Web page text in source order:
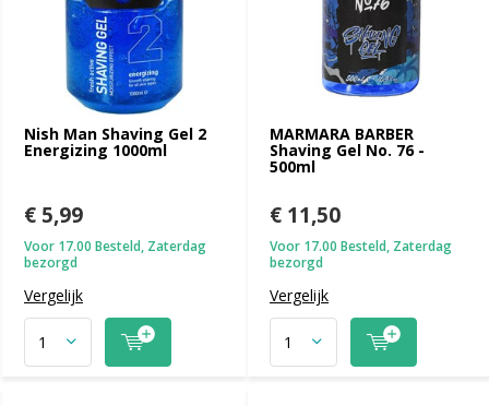
Nish Man Shaving Gel 2
Energizing 1000ml
€ 5,99
Voor 17.00 Besteld, Zaterdag
bezorgd
Vergelijk
MARMARA BARBER
Shaving Gel No. 76 -
500ml
€ 11,50
Voor 17.00 Besteld, Zaterdag
bezorgd
Vergelijk